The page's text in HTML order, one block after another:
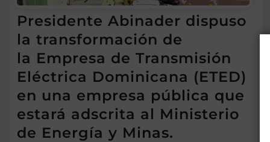
Presidente Abinader dispuso
la transformación de
la Empresa de Transmisión
Eléctrica Dominicana (ETED)
en una empresa pública que
estará adscrita al Ministerio
de Energía y Minas.